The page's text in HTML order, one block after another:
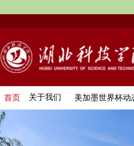
首页 关于我们 美加墨世界杯动